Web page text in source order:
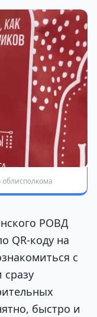
РОВД
QR-коду на
с
быстро и